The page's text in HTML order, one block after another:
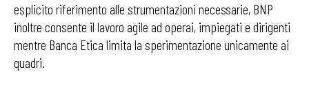
esplicito riferimento alle strumentazioni necessarie, BNP
inoltre consente il lavoro agile ad operai, impiegati e dirigenti
mentre Banca Etica limita la sperimentazione unicamente ai
quadri.